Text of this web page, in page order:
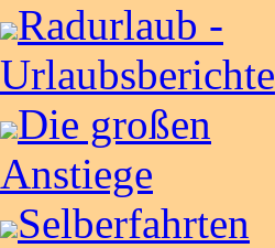
Radurlaub -
Urlaubsberichte
Die großen
Anstiege
Selberfahrten